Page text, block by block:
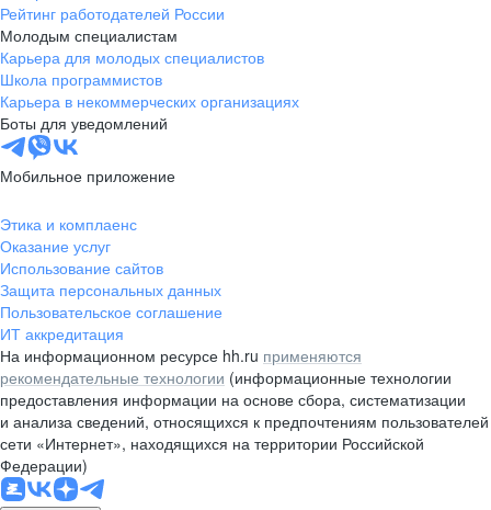
Рейтинг работодателей России
Молодым специалистам
Карьера для молодых специалистов
Школа программистов
Карьера в некоммерческих организациях
Боты для уведомлений
Мобильное приложение
Этика и комплаенс
Оказание услуг
Использование сайтов
Защита персональных данных
Пользовательское соглашение
ИТ аккредитация
На информационном ресурсе hh.ru применяются
рекомендательные технологии (информационные технологии
предоставления информации на основе сбора, систематизации
и анализа сведений, относящихся к предпочтениям пользователей
сети «Интернет», находящихся на территории Российской
Федерации)